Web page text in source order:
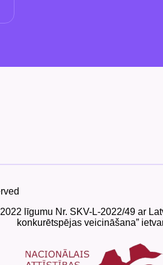
līgumu Nr. SKV-L-2022/49 ar
konkurētspējas veicināšana”